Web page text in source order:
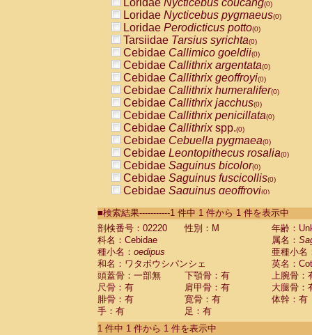
Loridae Nycticebus coucang(0)
Loridae Nycticebus pygmaeus(0)
Loridae Perodicticus potto(0)
Tarsiidae Tarsius syrichta(0)
Cebidae Callimico goeldii(0)
Cebidae Callithrix argentata(0)
Cebidae Callithrix geoffroyi(0)
Cebidae Callithrix humeralifer(0)
Cebidae Callithrix jacchus(0)
Cebidae Callithrix penicillata(0)
Cebidae Callithrixspp.(0)
Cebidae Cebuella pygmaea(0)
Cebidae Leontopithecus rosalia(0)
Cebidae Saguinus bicolor(0)
Cebidae Saguinus fuscicollis(0)
Cebidae Saguinus geoffroyi(0)
CebidaeSaguinus labiatus(0)
Cebidae Saguinus leucopus (0)
Cebidae
Cebidae
CebidaeSaguinus nigricollis (0)
Cebidae Saguinus oedipus
Cebidae Saguinus weddelli
Cebidae Saguinusspp.
Cebidae Aotus trivirgatus
Cebidae Cebus albifrons
■検索結果-----------1 件中 1 件から 1 件を表示中
剖検番号：02220
性別：M
年齢：
科名：Cebidae
属名：
種小名： oedipus
亜種小名
和名：ワタボウシパンシェ
英名：
頭蓋骨：一部無
下顎骨：有
上腕骨：
尺骨：有
肩甲骨：有
大腿骨：
腓骨：有
寛骨：有
体幹：有
手：有
足：有
1 件中 1 件から 1 件を表示中